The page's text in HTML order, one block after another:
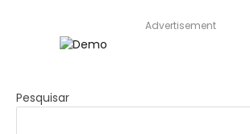
Advertisement
Pesquisar